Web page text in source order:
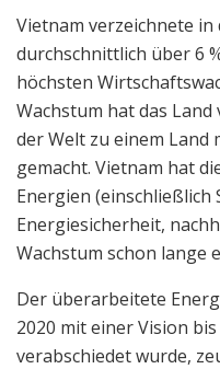
Vietnam verzeichnete
durchschnittlich über 6
höchsten
Wachstum hat das
der Welt zu einem Land
gemacht. Vietnam hat
Energien
Energiesicherheit,
Wachstum schon lange
Der überarbeitete
2020 mit einer Vision bis
verabschiedet wurde,